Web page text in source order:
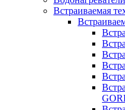
Встраиваемая